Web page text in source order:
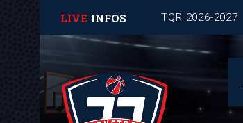
LIVE INFOS TQR 2026-2027